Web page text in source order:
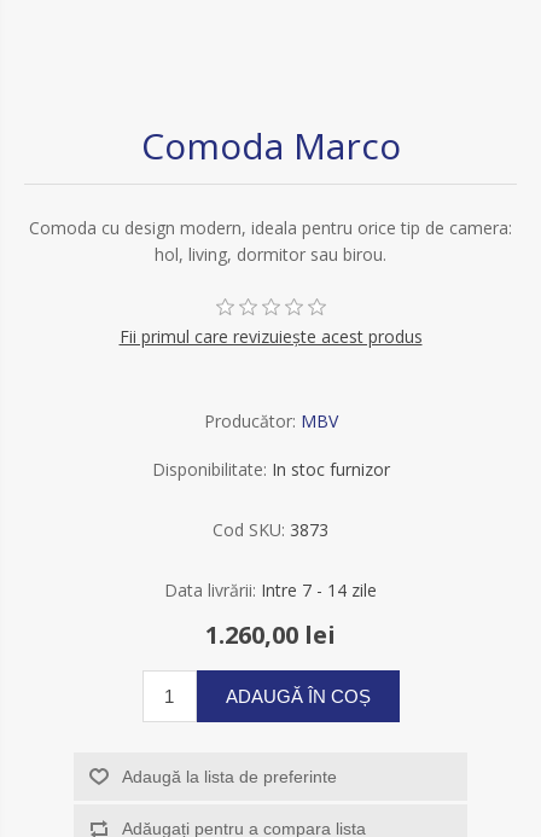
Comoda Marco
Comoda cu design modern, ideala pentru orice tip de camera:
hol, living, dormitor sau birou.
Fii primul care revizuiește acest produs
Producător: MBV
Disponibilitate: In stoc furnizor
Cod SKU: 3873
Data livrării: Intre 7 - 14 zile
1.260,00 lei
ADAUGĂ ÎN COȘ
Adaugă la lista de preferinte
Adăugați pentru a compara lista